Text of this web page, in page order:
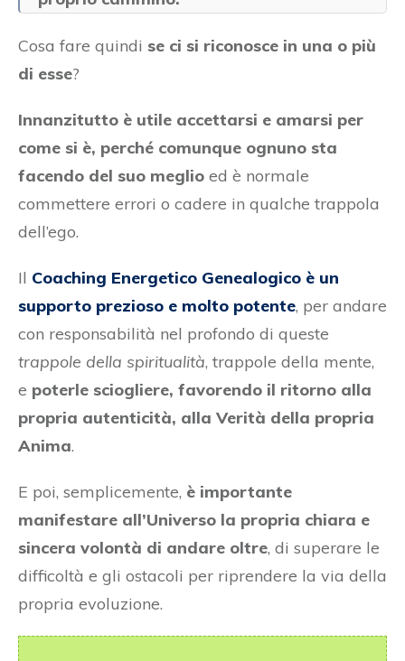
Cosa fare quindi se ci si riconosce in una o più
di esse?
Innanzitutto è utile accettarsi e amarsi per
come si è, perché comunque ognuno sta
facendo del suo meglio ed è normale
commettere errori o cadere in qualche trappola
dell’ego.
Il Coaching Energetico Genealogico è un
supporto prezioso e molto potente, per andare
con responsabilità nel profondo di queste
trappole della spiritualità, trappole della mente,
e poterle sciogliere, favorendo il ritorno alla
propria autenticità, alla Verità della propria
Anima.
E poi, semplicemente, è importante
manifestare all’Universo la propria chiara e
sincera volontà di andare oltre, di superare le
difficoltà e gli ostacoli per riprendere la via della
propria evoluzione.